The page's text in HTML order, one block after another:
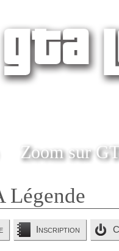
Zoom sur
Légende
Inscription